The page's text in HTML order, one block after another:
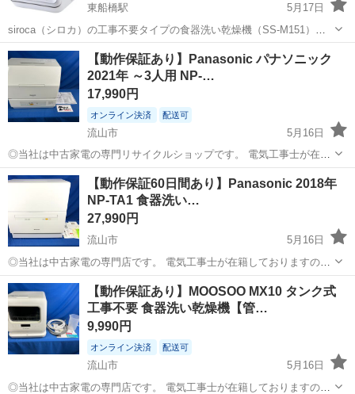
東船橋駅
5月17日
siroca（シロカ）の工事不要タイプの食器洗い乾燥機（SS-M151）で
す。 引越し先へ移転するため、無料でお譲りいたします。 ■ 商品詳細
・メーカー：siroca（シロカ） ・型番：SS-M151 ・容量：〜3人用 ...
千葉 船橋市 東船橋駅 キッチン家電 M151
【動作保証あり】Panasonic パナソニック
2021年 ～3人用 NP-…
17,990円
オンライン決済 配送可
流山市
5月16日
◎当社は中古家電の専門リサイクルショップです。 電気工事士が在籍
しておりますので安心してお任せ下さい。 ◎発送はヤマト宅急便にて
お送りいたします。 *北海道・九州・四国・沖縄は別途配送料金がプラ
スになります。 ...
千葉 流山市 キッチン家電 ホース
【動作保証60日間あり】Panasonic 2018年
NP-TA1 食器洗い…
27,990円
流山市
5月16日
◎当社は中古家電の専門店です。 電気工事士が在籍しておりますので
安心してお任せ下さい。 ■商品情報■■■■■■■■■■■■■■■■■■■ 【動作
確認済み】 【クリーニング済み】 【動作保証60日間あり】 ...
千葉 流山市 キッチン家電
【動作保証あり】MOOSOO MX10 タンク式
工事不要 食器洗い乾燥機【管…
9,990円
オンライン決済 配送可
流山市
5月16日
◎当社は中古家電の専門店です。 電気工事士が在籍しておりますので